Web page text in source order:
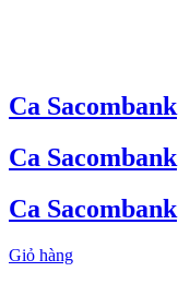
Ca Sacombank
Ca Sacombank
Ca Sacombank
Giỏ hàng